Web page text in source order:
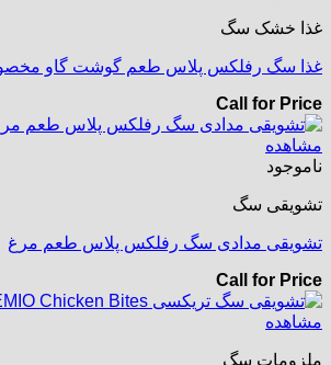
غذا خشک سگ
غذا سگ رفلکس پلاس طعم گوشت گاو
Call for Price
مشاهده
ناموجود
تشویقی سگ
تشویقی مدادی سگ رفلکس پلاس طعم مرغ
Call for Price
مشاهده
ملزومات سگ